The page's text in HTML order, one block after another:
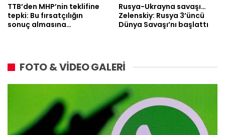
TTB’den MHP’nin teklifine
tepki: Bu fırsatçılığın
sonuç almasına…
Rusya-Ukrayna savaşı…
Zelenskiy: Rusya 3’üncü
Dünya Savaşı’nı başlattı
FOTO & VİDEO GALERİ